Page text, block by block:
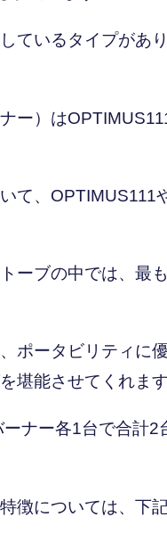
ているタイプがあ
ー）は
て、OPTIMUS111
ーブの中では、最
ポータビリティに
堪能させてくれます
ナー各1台で合計2
徴については、下